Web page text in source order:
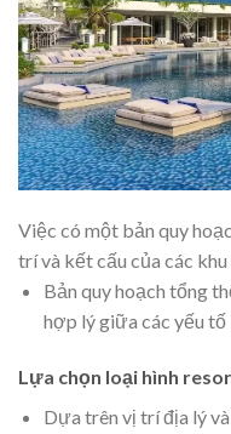
Việc có một bản quy
trí và kết cấu của các
Bản quy hoạch tổng
hợp lý giữa các yếu tố
Lựa chọn loại hình
Dựa trên vị trí địa lý